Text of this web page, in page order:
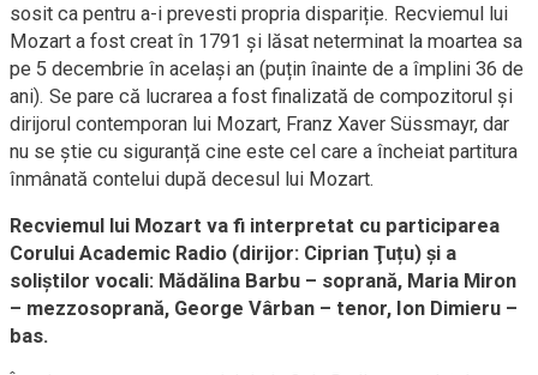
sosit ca pentru a-i prevesti propria dispariție. Recviemul lui
Mozart a fost creat în 1791 și lăsat neterminat la moartea sa
pe 5 decembrie în același an (puțin înainte de a împlini 36 de
ani). Se pare că lucrarea a fost finalizată de compozitorul și
dirijorul contemporan lui Mozart, Franz Xaver Süssmayr, dar
nu se știe cu siguranță cine este cel care a încheiat partitura
înmânată contelui după decesul lui Mozart.
Recviemul lui Mozart va fi interpretat cu participarea
Corului Academic Radio (dirijor: Ciprian Ţuțu) și a
soliștilor vocali: Mădălina Barbu – soprană, Maria Miron
– mezzosoprană, George Vârban – tenor, Ion Dimieru –
bas.